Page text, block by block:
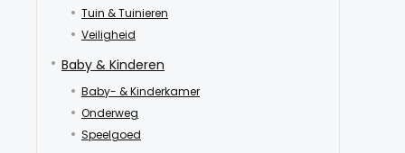
Tuin & Tuinieren
Veiligheid
Baby & Kinderen
Baby- & Kinderkamer
Onderweg
Speelgoed